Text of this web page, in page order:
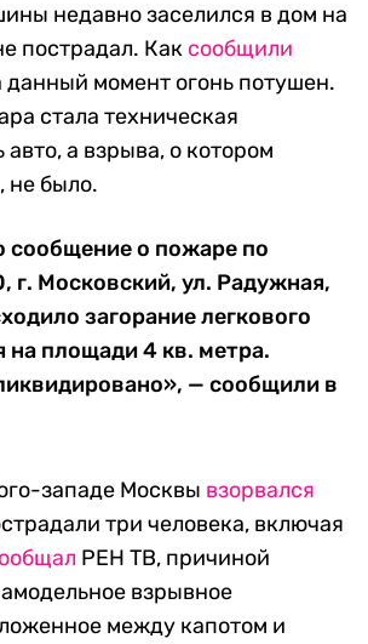
недавно заселился в дом на
пострадал. Как сообщили
момент огонь потушен.
стала техническая
а взрыва, о котором
не было.
сообщение о пожаре по
г. Московский, ул. Радужная,
загорание легкового
на площади 4 кв. метра.
— сообщили в
западе Москвы взорвался
три человека, включая
РЕН ТВ, причиной
взрывное
между капотом и